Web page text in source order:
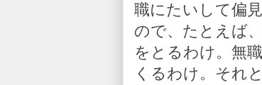
職にたいして偏
ので、たとえば
をとるわけ。無
くるわけ。それ